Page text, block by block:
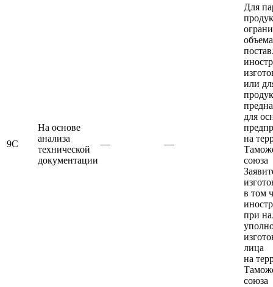
9С
На основе
анализа
технической
документации
— —
Для
или
для
на
союза
в том
при
лица
на
союза